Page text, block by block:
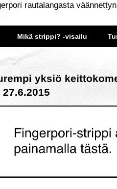
rautalangasta
Mikä strippi? -visailu
yksiö